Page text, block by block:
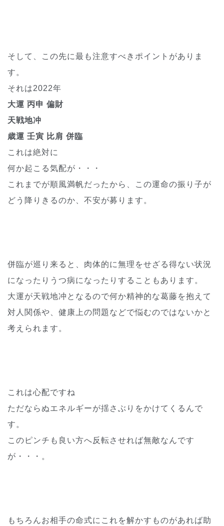
そして、この先に最も注意すべきポイントがありま
す。
それは2022年
大運 丙申 偏財
天戦地冲
歳運 壬寅 比肩 併臨
これは絶対に
何か起こる気配が・・・
これまでが順風満帆だったから、この運命の振り子が
どう降りきるのか、不安が募ります。
併臨が巡り来ると、肉体的に無理をせざる得ない状況
になったりうつ病になったりすることもあります。
大運が天戦地冲となるので何か精神的な葛藤を抱えて
対人関係や、健康上の問題などで悩むのではないかと
考えられます。
これは心配ですね
ただならぬエネルギーが揺さぶりをかけてくるんで
す。
このピンチも良い方へ反転させれば無敵なんです
が・・・。
もちろんお相手の命式にこれを解かすものがあれば助